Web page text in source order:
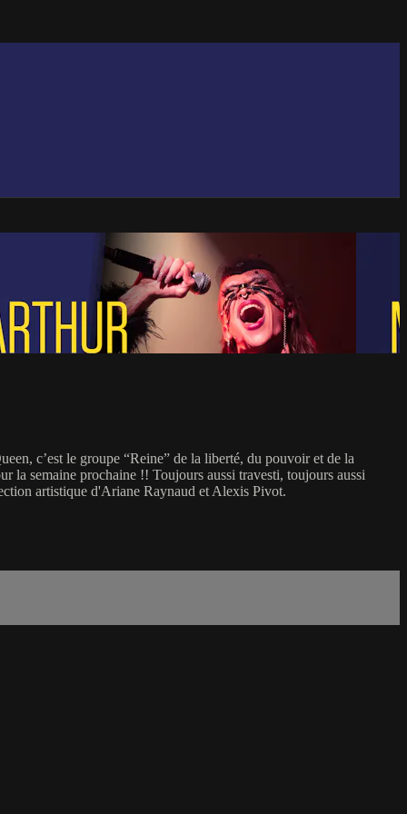
c’est le groupe “Reine” de la liberté, du pouvoir et de la
la semaine prochaine !! Toujours aussi travesti, toujours aussi
artistique d'Ariane Raynaud et Alexis Pivot.